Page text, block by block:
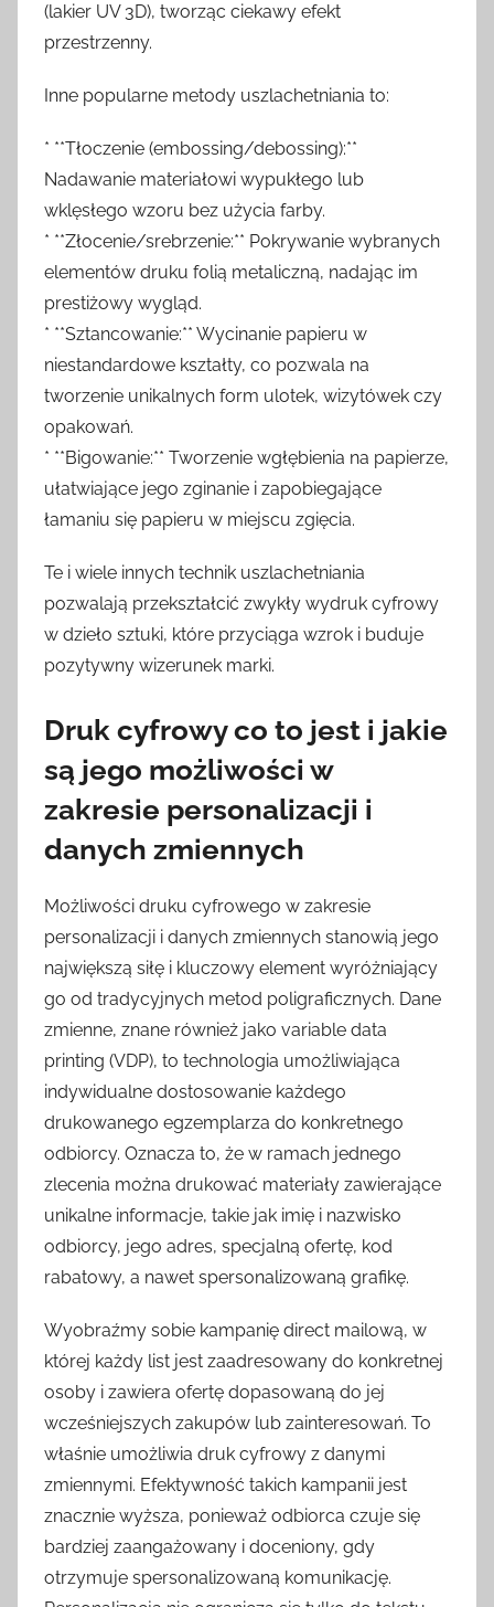
(lakier UV 3D), tworząc ciekawy efekt
przestrzenny.
Inne popularne metody uszlachetniania to:
* **Tłoczenie (embossing/debossing):**
Nadawanie materiałowi wypukłego lub
wklęsłego wzoru bez użycia farby.
* **Złocenie/srebrzenie:** Pokrywanie wybranych
elementów druku folią metaliczną, nadając im
prestiżowy wygląd.
* **Sztancowanie:** Wycinanie papieru w
niestandardowe kształty, co pozwala na
tworzenie unikalnych form ulotek, wizytówek czy
opakowań.
* **Bigowanie:** Tworzenie wgłębienia na papierze,
ułatwiające jego zginanie i zapobiegające
łamaniu się papieru w miejscu zgięcia.
Te i wiele innych technik uszlachetniania
pozwalają przekształcić zwykły wydruk cyfrowy
w dzieło sztuki, które przyciąga wzrok i buduje
pozytywny wizerunek marki.
Druk cyfrowy co to jest i jakie
są jego możliwości w
zakresie personalizacji i
danych zmiennych
Możliwości druku cyfrowego w zakresie
personalizacji i danych zmiennych stanowią jego
największą siłę i kluczowy element wyróżniający
go od tradycyjnych metod poligraficznych. Dane
zmienne, znane również jako variable data
printing (VDP), to technologia umożliwiająca
indywidualne dostosowanie każdego
drukowanego egzemplarza do konkretnego
odbiorcy. Oznacza to, że w ramach jednego
zlecenia można drukować materiały zawierające
unikalne informacje, takie jak imię i nazwisko
odbiorcy, jego adres, specjalną ofertę, kod
rabatowy, a nawet spersonalizowaną grafikę.
Wyobraźmy sobie kampanię direct mailową, w
której każdy list jest zaadresowany do konkretnej
osoby i zawiera ofertę dopasowaną do jej
wcześniejszych zakupów lub zainteresowań. To
właśnie umożliwia druk cyfrowy z danymi
zmiennymi. Efektywność takich kampanii jest
znacznie wyższa, ponieważ odbiorca czuje się
bardziej zaangażowany i doceniony, gdy
otrzymuje spersonalizowaną komunikację.